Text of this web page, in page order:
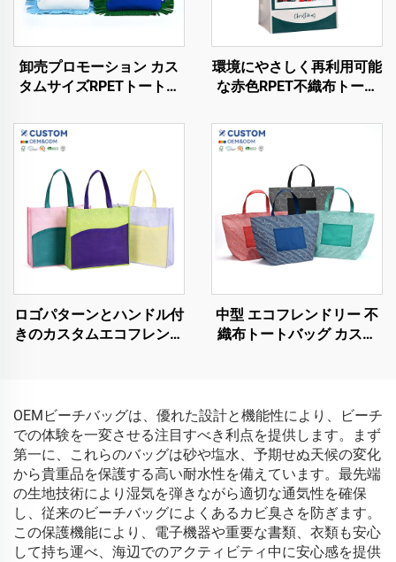
卸売プロモーション カス
タムサイズRPETトートバ
ョッピングバッグ
環境にやさしく再利用可能
な赤色RPET不織布トート
たたみ可能で持続可能な製
ロゴパターンとハンドル付
きのカスタムエコフレンド
中型 エコフレンドリー 不
織布トートバッグ カスタ
付き
OEMビーチバッグは、優れた設計と機能性により、ビーチ
での体験を一変させる注目すべき利点を提供します。まず
第一に、これらのバッグは砂や塩水、予期せぬ天候の変化
から貴重品を保護する高い耐水性を備えています。最先端
の生地技術により湿気を弾きながら適切な通気性を確保
し、従来のビーチバッグによくあるカビ臭さを防ぎます。
この保護機能により、電子機器や重要な書類、衣類も安心
して持ち運べ、海辺でのアクティビティ中に安心感を提供